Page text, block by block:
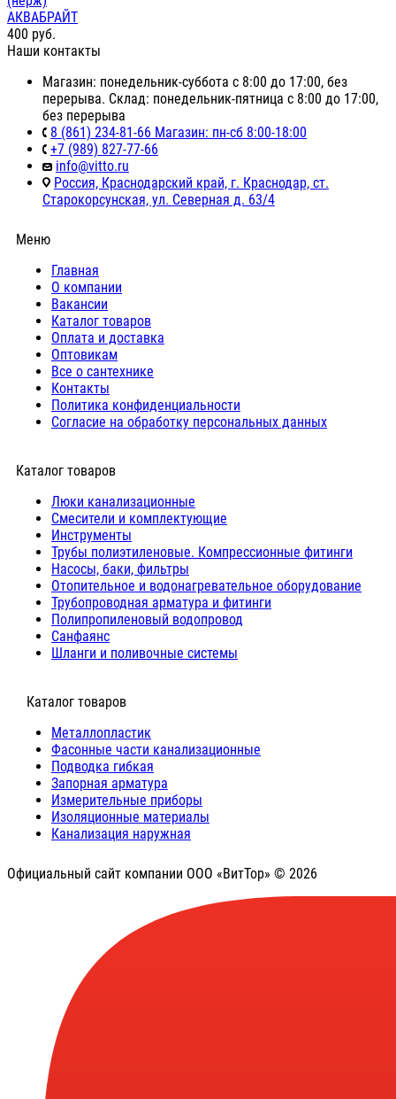
АКВАБРАЙТ
400 руб.
Наши контакты
Магазин: понедельник-суббота с 8:00 до 17:00, без
перерыва. Склад: понедельник-пятница с 8:00 до 17:00,
без перерыва
8 (861) 234-81-66 Магазин: пн-сб 8:00-18:00
+7 (989) 827-77-66
info@vitto.ru
Россия, Краснодарский край, г. Краснодар, ст.
Старокорсунская, ул. Северная д. 63/4
Меню
Главная
О компании
Вакансии
Каталог товаров
Оплата и доставка
Оптовикам
Все о сантехнике
Контакты
Политика конфиденциальности
Согласие на обработку персональных данных
Каталог товаров
Люки канализационные
Cмесители и комплектующие
Инструменты
Трубы полиэтиленовые. Компрессионные фитинги
Насосы, баки, фильтры
Отопительное и водонагревательное оборудование
Трубопроводная арматура и фитинги
Полипропиленовый водопровод
Санфаянс
Шланги и поливочные системы
⠀Каталог товаров
Металлопластик
Фасонные части канализационные
Подводка гибкая
Запорная арматура
Измерительные приборы
Изоляционные материалы
Канализация наружная
Официальный сайт компании ООО «ВитТор» © 2026